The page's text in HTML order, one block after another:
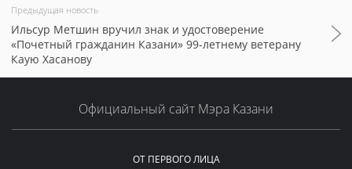
Предыдущая новость
Ильсур Метшин вручил знак и удостоверение
«Почетный гражданин Казани» 99-летнему ветерану
Каую Хасанову
Официальный сайт Мэра Казани
ОТ ПЕРВОГО ЛИЦА